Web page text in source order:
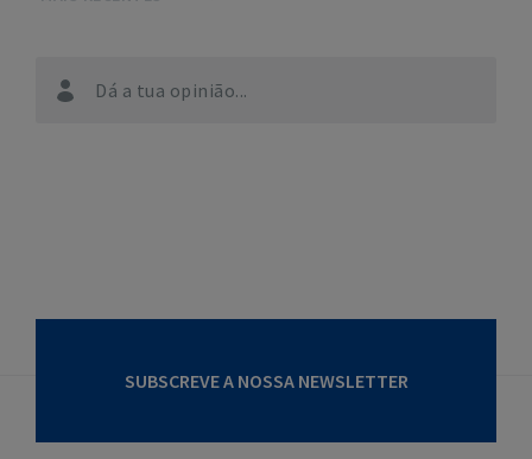
Dá a tua opinião...
SUBSCREVE A NOSSA NEWSLETTER